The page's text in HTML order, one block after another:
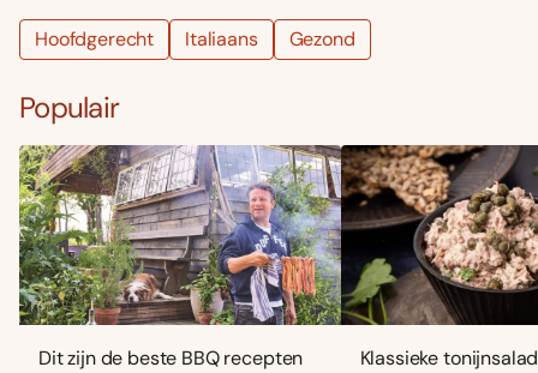
Hoofdgerecht Italiaans Gezond
Populair
Dit zijn de beste BBQ recepten
Klassieke